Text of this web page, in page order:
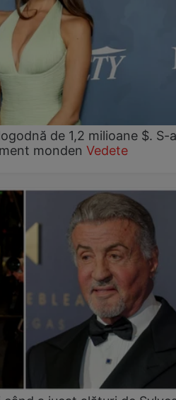
de 1,2 milioane $. S-a
monden Vedete